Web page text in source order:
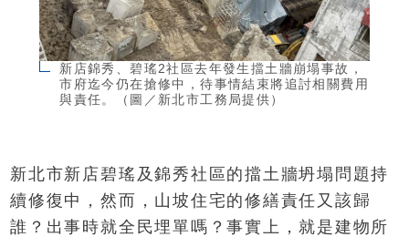
新店錦秀、碧瑤2社區去年發生擋土牆崩塌事故，
市府迄今仍在搶修中，待事情結束將追討相關費用
與責任。（圖／新北市工務局提供）
新北市新店碧瑤及錦秀社區的擋土牆坍塌問題持
續修復中，然而，山坡住宅的修繕責任又該歸
誰？出事時就全民埋單嗎？事實上，就是建物所